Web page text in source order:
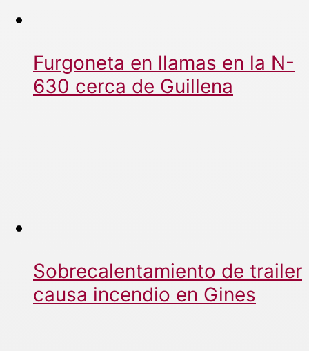
Furgoneta en llamas en la N-
630 cerca de Guillena
Sobrecalentamiento de trailer
causa incendio en Gines